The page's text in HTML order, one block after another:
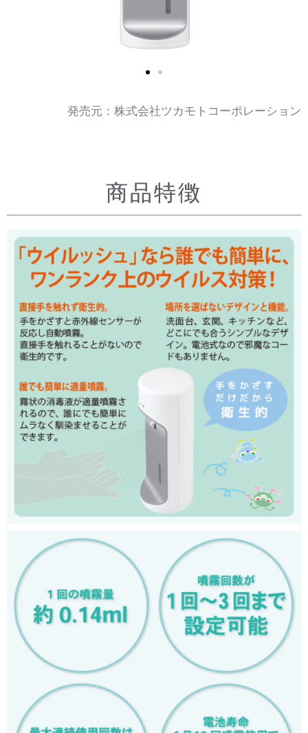
発売元：株式会社ツカモトコーポレーション
商品特徴